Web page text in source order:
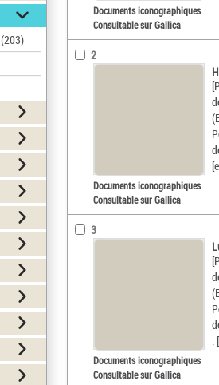
(203)
Documents iconographiques
Consultable sur Gallica
2
Documents iconographiques
Consultable sur Gallica
3
:
Documents iconographiques
Consultable sur Gallica